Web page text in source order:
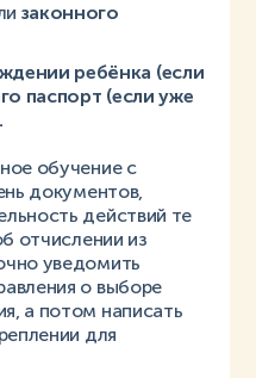
законного
ребёнка (если
паспорт (если уже
обучение с
документов,
действий те
отчислении из
уведомить
о выборе
а потом написать
для